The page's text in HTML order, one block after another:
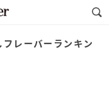
レーバーランキン